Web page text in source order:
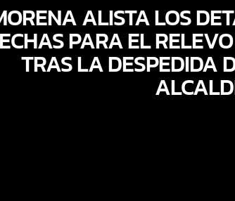
ALISTA LOS
PARA EL
TRAS LA DESPEDIDA